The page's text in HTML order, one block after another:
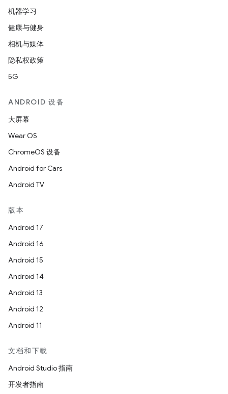
机器学习
健康与健身
相机与媒体
隐私权政策
5G
ANDROID 设备
大屏幕
Wear OS
ChromeOS 设备
Android for Cars
Android TV
版本
Android 17
Android 16
Android 15
Android 14
Android 13
Android 12
Android 11
文档和下载
Android Studio 指南
开发者指南